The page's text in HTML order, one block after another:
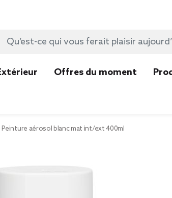
Offres du moment
Peinture aérosol blanc mat int/ext 400ml